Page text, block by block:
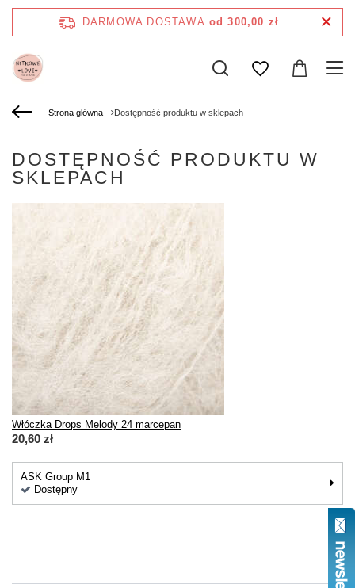
DARMOWA DOSTAWA od 300,00 zł
Strona główna Dostępność produktu w sklepach
DOSTĘPNOŚĆ PRODUKTU W
SKLEPACH
Włóczka Drops Melody 24 marcepan
20,60 zł
ASK Group M1
Dostępny